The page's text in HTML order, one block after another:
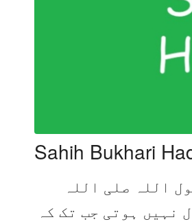
Sahih Bukhari
اللہ صلی اللہ
نہیں ہوتی جب تک کہ